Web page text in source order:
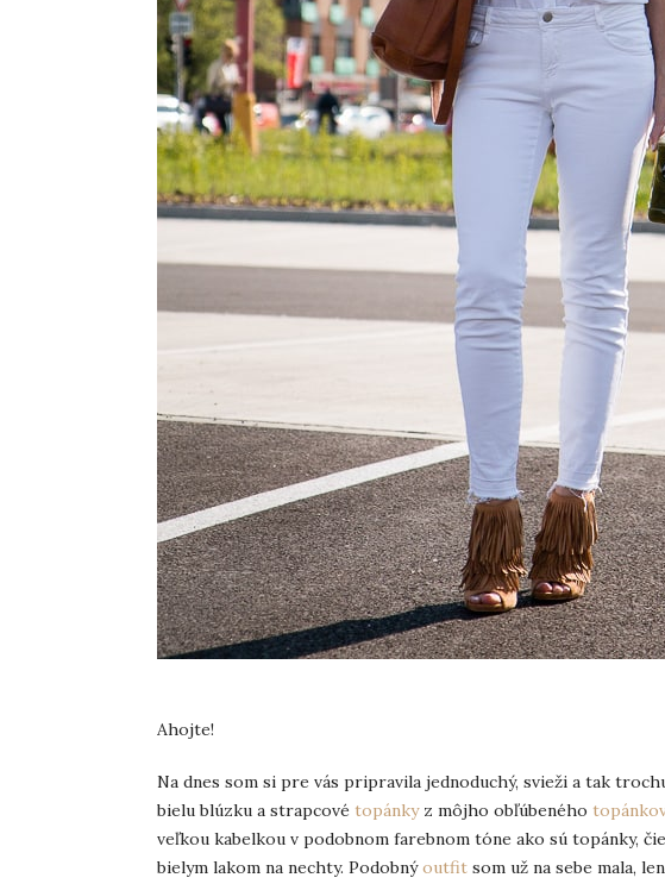
Ahojte!
Na dnes som si pre vás pripravila jednoduchý, svieži a tak
bielu blúzku a strapcové topánkyz môjho obľúbeného
veľkou kabelkou v podobnom farebnom tóne ako sú topánky,
bielym lakom na nechty. Podobnýoutfit som už na sebe mala,